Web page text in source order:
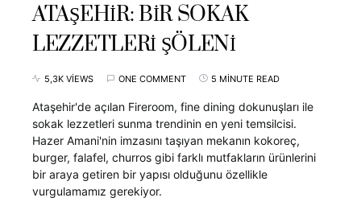
ATAŞEHİR: BİR SOKAK
LEZZETLERİ ŞÖLENİ
5,3K VIEWS ONE COMMENT 5 MINUTE READ
Ataşehir'de açılan Fireroom, fine dining dokunuşları ile
sokak lezzetleri sunma trendinin en yeni temsilcisi.
Hazer Amani'nin imzasını taşıyan mekanın kokoreç,
burger, falafel, churros gibi farklı mutfakların ürünlerini
bir araya getiren bir yapısı olduğunu özellikle
vurgulamamız gerekiyor.